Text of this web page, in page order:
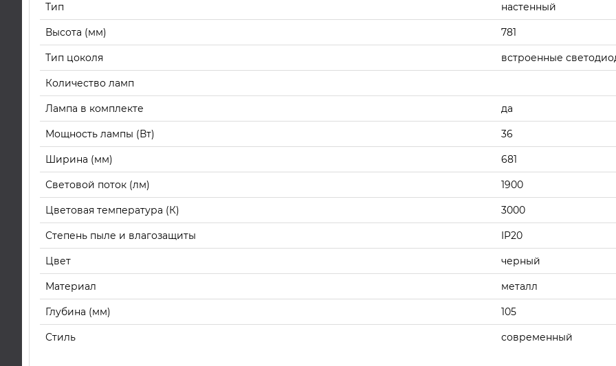
Тип настенный
Высота (мм) 781
Тип цоколя встроенные
Количество ламп
Лампа в комплекте да
Мощность лампы (Вт) 36
Ширина (мм) 681
Световой поток (лм) 1900
Цветовая температура (К) 3000
Степень пыле и влагозащиты IP20
Цвет черный
Материал металл
Глубина (мм) 105
Стиль современный